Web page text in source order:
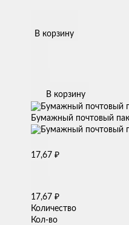
В корзину
В корзину
Бумажный почтовый
17,67 ₽
17,67 ₽
Количество
Кол-во